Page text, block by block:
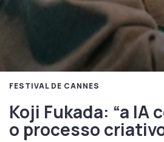
FESTIVAL DE CANNES
Koji Fukada: “a IA
o processo